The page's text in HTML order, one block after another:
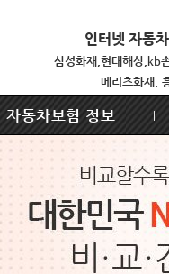
인터넷 자동
삼성화재,현대해상,kb
메리츠화재,
자동차보험 정보 |